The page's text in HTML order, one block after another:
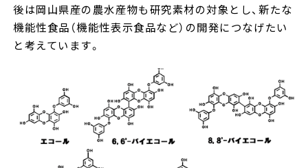
後は岡山県産の農水産物も研究素材の対象とし、新たな
機能性食品（機能性表示食品など）の開発につなげたい
と考えています。